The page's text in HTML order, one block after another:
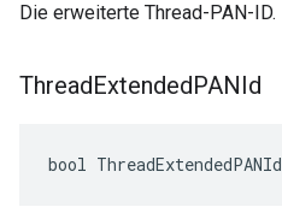
Die erweiterte Thread-PAN-ID.
ThreadExtendedPANId
bool ThreadExtendedPANId